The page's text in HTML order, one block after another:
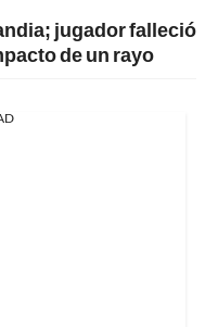
jugador falleció
de un rayo